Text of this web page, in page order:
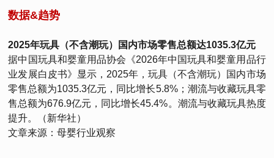
数据&趋势
2025年玩具（不含潮玩）国内市场零售总额达1035.3亿元
据中国玩具和婴童用品协会《2026年中国玩具和婴童用品行
业发展白皮书》显示，2025年，玩具（不含潮玩）国内市场
零售总额为1035.3亿元，同比增长5.8%；潮流与收藏玩具零
售总额为676.9亿元，同比增长45.4%。潮流与收藏玩具热度
提升。（新华社）
文章来源：母婴行业观察